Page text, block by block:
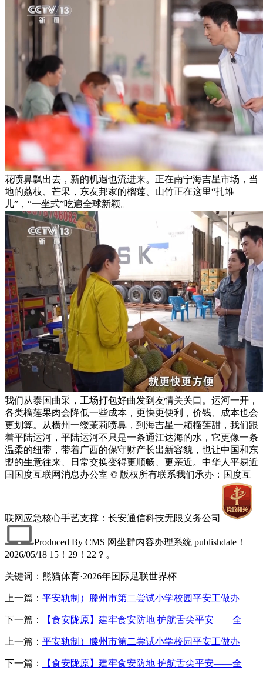
花喷鼻飘出去，新的机遇也流进来。正在南宁海吉星市场，当
地的荔枝、芒果，东友邦家的榴莲、山竹正在这里“扎堆
儿”，“一坐式”吃遍全球新颖。
我们从泰国曲采，工场打包好曲发到友情关关口。运河一开，
各类榴莲果肉会降低一些成本，更快更便利，价钱、成本也会
更划算。从横州一缕茉莉喷鼻，到海吉星一颗榴莲甜，我们跟
着平陆运河，平陆运河不只是一条通江达海的水，它更像一条
温柔的纽带，带着广西的保守财产长出新容貌，也让中国和东
盟的生意往来、日常交换变得更顺畅、更亲近。中华人平易近
国国度互联网消息办公室 © 版权所有联系我们承办：国度互
联网应急核心手艺支撑：长安通信科技无限义务公司
Produced By CMS 网坐群内容办理系统 publishdate！
2026/05/18 15！29！22？。
关键词：熊猫体育·2026年国际足联世界杯
上一篇： 平安轨制）滕州市第二尝试小学校园平安工做办
下一篇： 【食安陇原】建牢食安防地 护航舌尖平安——全
上一篇： 平安轨制）滕州市第二尝试小学校园平安工做办
下一篇： 【食安陇原】建牢食安防地 护航舌尖平安——全